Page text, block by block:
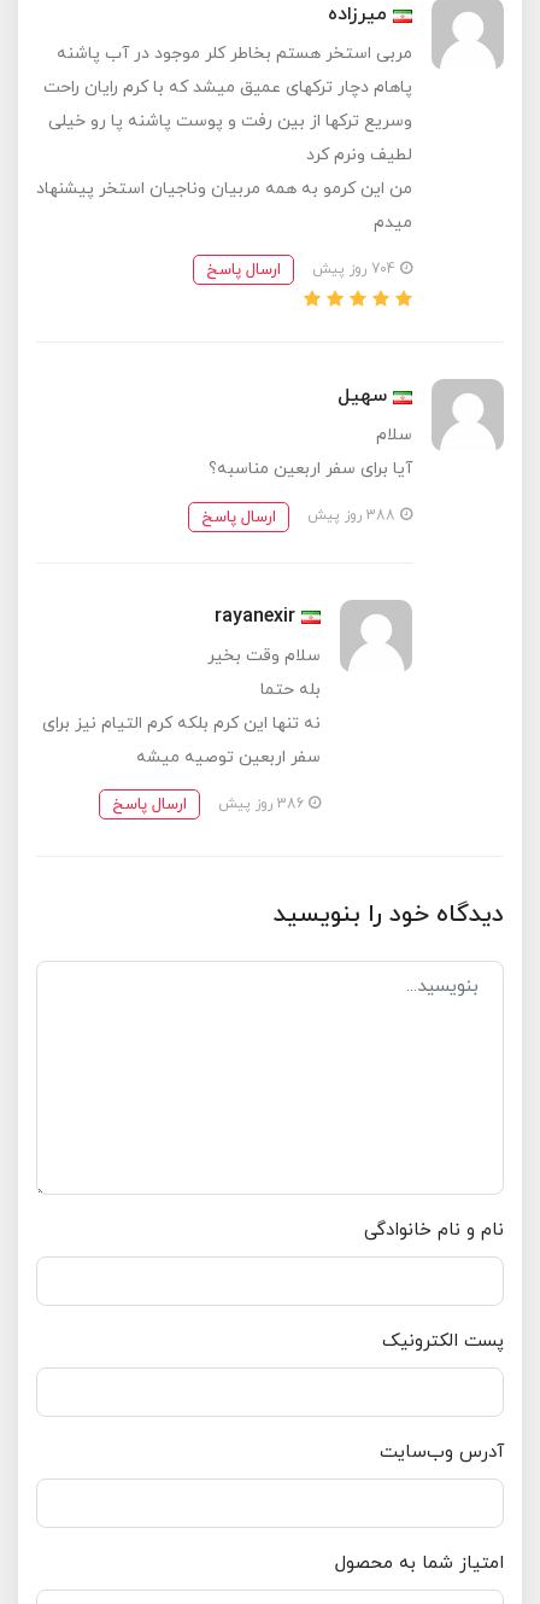
میرزاده
مربی استخر هستم بخاطر کلر موجود در آب پاشنه
پاهام دچار ترکهای عمیق میشد که با کرم رایان راحت
وسریع ترکها از بین رفت و پوست پاشنه پا رو خیلی
لطیف ونرم کرد
من این کرمو به همه مربیان وناجیان استخر پیشنهاد
میدم
ارسال پاسخ
سهیل
سلام
آیا برای سفر اربعین مناسبه؟
ارسال پاسخ
rayanexir
سلام وقت بخیر
بله حتما
نه تنها این کرم بلکه کرم التیام نیز برای
سفر اربعین توصیه میشه
ارسال پاسخ
دیدگاه خود را بنویسید
نام و نام خانوادگی
پست الکترونیک
آدرس وب‌سایت
امتیاز شما به محصول